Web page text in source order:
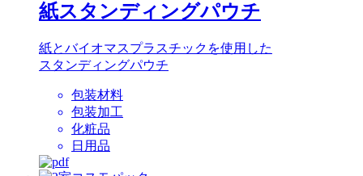
紙スタンディングパウチ
紙とバイオマスプラスチックを使用した
スタンディングパウチ
包装材料
包装加工
化粧品
日用品